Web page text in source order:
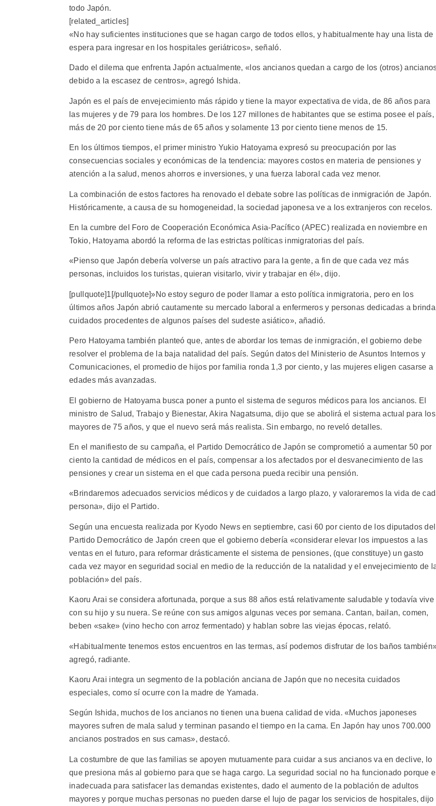
todo Japón.
[related_articles]
«No hay suficientes instituciones que se hagan cargo de todos ellos, y habitualmente hay una lista de
espera para ingresar en los hospitales geriátricos», señaló.
Dado el dilema que enfrenta Japón actualmente, «los ancianos quedan a cargo de los (otros)
debido a la escasez de centros», agregó Ishida.
Japón es el país de envejecimiento más rápido y tiene la mayor expectativa de vida, de 86 años para
las mujeres y de 79 para los hombres. De los 127 millones de habitantes que se estima posee el país,
más de 20 por ciento tiene más de 65 años y solamente 13 por ciento tiene menos de 15.
En los últimos tiempos, el primer ministro Yukio Hatoyama expresó su preocupación por las
consecuencias sociales y económicas de la tendencia: mayores costos en materia de pensiones y
atención a la salud, menos ahorros e inversiones, y una fuerza laboral cada vez menor.
La combinación de estos factores ha renovado el debate sobre las políticas de inmigración de Japón.
Históricamente, a causa de su homogeneidad, la sociedad japonesa ve a los extranjeros con recelos.
En la cumbre del Foro de Cooperación Económica Asia-Pacífico (APEC) realizada en noviembre en
Tokio, Hatoyama abordó la reforma de las estrictas políticas inmigratorias del país.
«Pienso que Japón debería volverse un país atractivo para la gente, a fin de que cada vez más
personas, incluidos los turistas, quieran visitarlo, vivir y trabajar en él», dijo.
[pullquote]1[/pullquote]»No estoy seguro de poder llamar a esto política inmigratoria, pero en los
últimos años Japón abrió cautamente su mercado laboral a enfermeros y personas dedicadas a
cuidados procedentes de algunos países del sudeste asiático», añadió.
Pero Hatoyama también planteó que, antes de abordar los temas de inmigración, el gobierno debe
resolver el problema de la baja natalidad del país. Según datos del Ministerio de Asuntos Internos y
Comunicaciones, el promedio de hijos por familia ronda 1,3 por ciento, y las mujeres eligen casarse a
edades más avanzadas.
El gobierno de Hatoyama busca poner a punto el sistema de seguros médicos para los ancianos. El
ministro de Salud, Trabajo y Bienestar, Akira Nagatsuma, dijo que se abolirá el sistema actual para los
mayores de 75 años, y que el nuevo será más realista. Sin embargo, no reveló detalles.
En el manifiesto de su campaña, el Partido Democrático de Japón se comprometió a aumentar 50 por
ciento la cantidad de médicos en el país, compensar a los afectados por el desvanecimiento de las
pensiones y crear un sistema en el que cada persona pueda recibir una pensión.
«Brindaremos adecuados servicios médicos y de cuidados a largo plazo, y valoraremos la vida de
persona», dijo el Partido.
Según una encuesta realizada por Kyodo News en septiembre, casi 60 por ciento de los diputados del
Partido Democrático de Japón creen que el gobierno debería «considerar elevar los impuestos a las
ventas en el futuro, para reformar drásticamente el sistema de pensiones, (que constituye) un gasto
cada vez mayor en seguridad social en medio de la reducción de la natalidad y el envejecimiento de
población» del país.
Kaoru Arai se considera afortunada, porque a sus 88 años está relativamente saludable y todavía vive
con su hijo y su nuera. Se reúne con sus amigos algunas veces por semana. Cantan, bailan, comen,
beben «sake» (vino hecho con arroz fermentado) y hablan sobre las viejas épocas, relató.
«Habitualmente tenemos estos encuentros en las termas, así podemos disfrutar de los baños
agregó, radiante.
Kaoru Arai integra un segmento de la población anciana de Japón que no necesita cuidados
especiales, como sí ocurre con la madre de Yamada.
Según Ishida, muchos de los ancianos no tienen una buena calidad de vida. «Muchos japoneses
mayores sufren de mala salud y terminan pasando el tiempo en la cama. En Japón hay unos 700.000
ancianos postrados en sus camas», destacó.
La costumbre de que las familias se apoyen mutuamente para cuidar a sus ancianos va en declive, lo
que presiona más al gobierno para que se haga cargo. La seguridad social no ha funcionado porque
inadecuada para satisfacer las demandas existentes, dado el aumento de la población de adultos
mayores y porque muchas personas no pueden darse el lujo de pagar los servicios de hospitales, dijo